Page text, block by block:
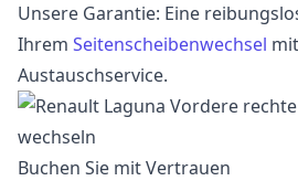
Unsere Garantie: Eine
Ihrem Seitenscheibenwechsel
Austauschservice.
Buchen Sie mit Vertrauen